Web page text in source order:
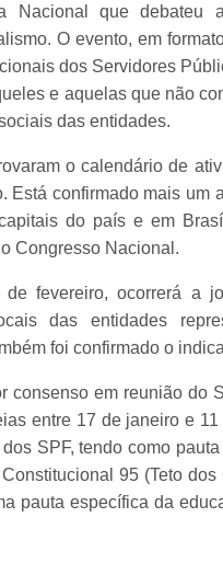
Nacional que debateu
O evento, em
dos Servidores
e aquelas que não
das entidades.
o calendário de
Está confirmado mais
do país e em
Congresso Nacional.
fevereiro, ocorrerá a
das entidades
foi confirmado o
consenso em reunião do
entre 17 de janeiro e
SPF, tendo como
95 (Teto
pauta específica da